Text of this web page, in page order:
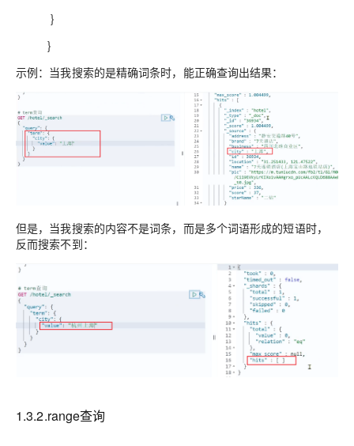
}
}
示例：当我搜索的是精确词条时，能正确查询出结果：
但是，当我搜索的内容不是词条，而是多个词语形成的短语时，
反而搜索不到：
1.3.2.range查询